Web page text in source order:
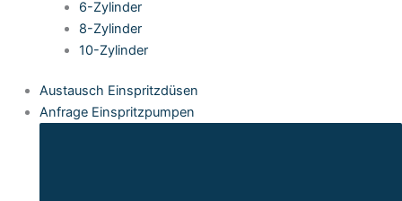
6-Zylinder
8-Zylinder
10-Zylinder
Austausch Einspritzdüsen
Anfrage Einspritzpumpen